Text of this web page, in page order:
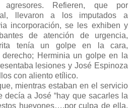
Refieren, que por
llevaron a los imputados a
incorporación, se les exhiben y
de atención de urgencia,
tenía un golpe en la cara,
Herminia un golpe en la
lesiones y José Espinoza
con aliento etílico.
mientras estaban en el servicio
decía a José “hay que sacarles la
huevones….por culpa de ella,